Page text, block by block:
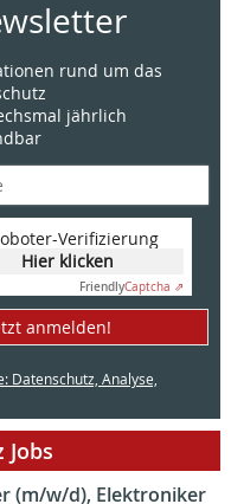
rund um das
jährlich
Verifizierung
Hier klicken
FriendlyCaptcha ⇗
anmelden!
Datenschutz, Analyse,
Jobs
(m/w/d), Elektroniker